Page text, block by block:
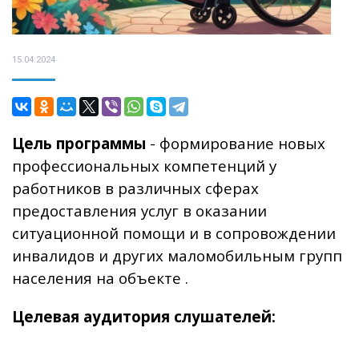
15.04.2024
Цель программы - формирование новых
профессиональных компетенций у
работников в различных сферах
предоставления услуг в оказании
ситуационной помощи и в сопровождении
инвалидов и других маломобильным групп
населения на объекте .
Целевая аудитория слушателей: